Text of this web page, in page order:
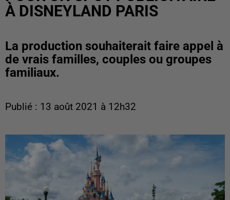
À DISNEYLAND PARIS
La production souhaiterait faire appel à
de vrais familles, couples ou groupes
familiaux.
Publié : 13 août 2021 à 12h32